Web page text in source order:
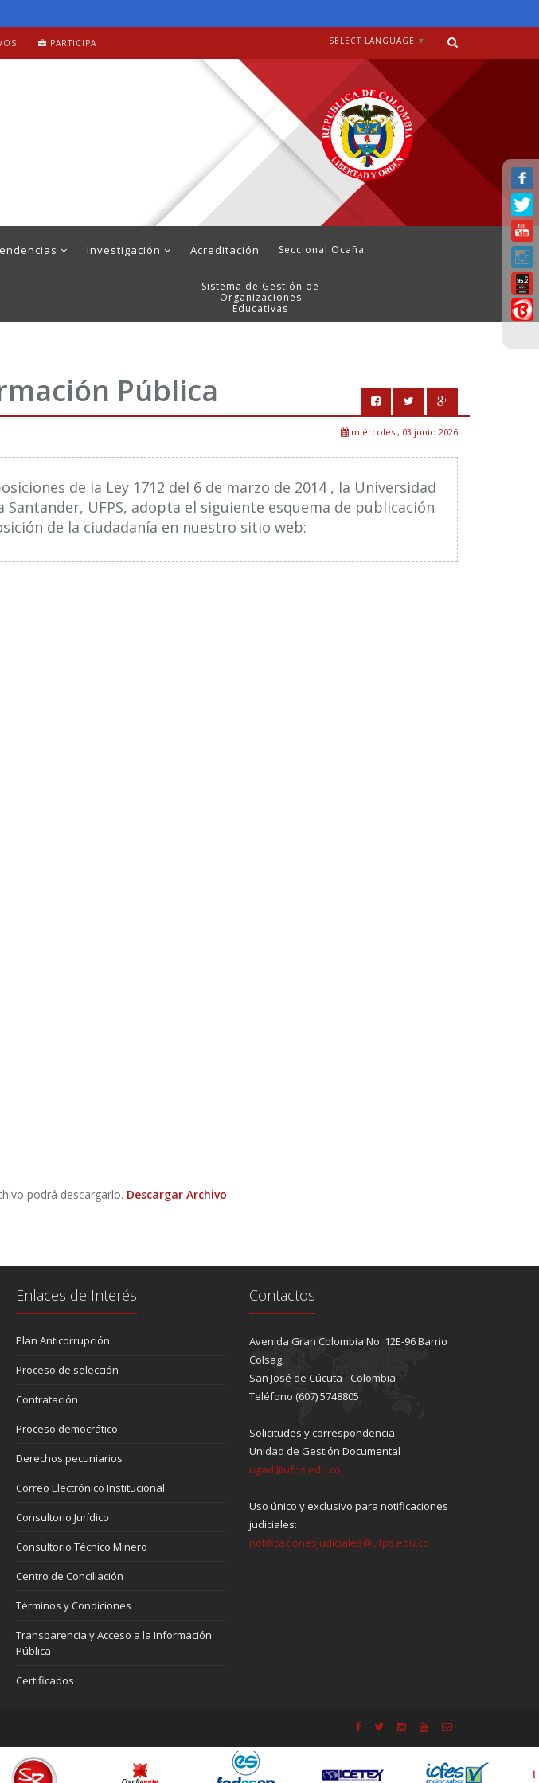
PARTICIPA SELECT LANGUAGE ▼
Investigación Acreditación Seccional Ocaña
Sistema de Gestión de
Organizaciones
Educativas
Pública
miércoles , 03 junio 2026
de la Ley 1712 del 6 de marzo de 2014 , la Universidad
Santander, UFPS, adopta el siguiente esquema de publicación
de la ciudadanía en nuestro sitio web:
podrá descargarlo. Descargar Archivo
Enlaces de Interés
Plan Anticorrupción
Proceso de selección
Contratación
Proceso democrático
Derechos pecuniarios
Correo Electrónico Institucional
Consultorio Jurídico
Consultorio Técnico Minero
Centro de Conciliación
Términos y Condiciones
Transparencia y Acceso a la Información
Pública
Certificados
Contactos
Avenida Gran Colombia No. 12E-96 Barrio
Colsag,
San José de Cúcuta - Colombia
Teléfono (607) 5748805
Solicitudes y correspondencia
Unidad de Gestión Documental
ugad@ufps.edu.co
Uso único y exclusivo para notificaciones
judiciales:
notificacionesjudiciales@ufps.edu.co